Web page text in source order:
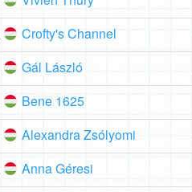
Crofty's Channel
Gál László
Bene 1625
Alexandra Zsólyomi
Anna Géresi